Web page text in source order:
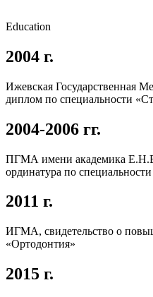
Education
2004 г.
Ижевская Государственная
диплом по специальности
2004-2006 гг.
ПГМА имени академика
ординатура по
2011 г.
ИГМА, свидетельство о
«Ортодонтия»
2015 г.